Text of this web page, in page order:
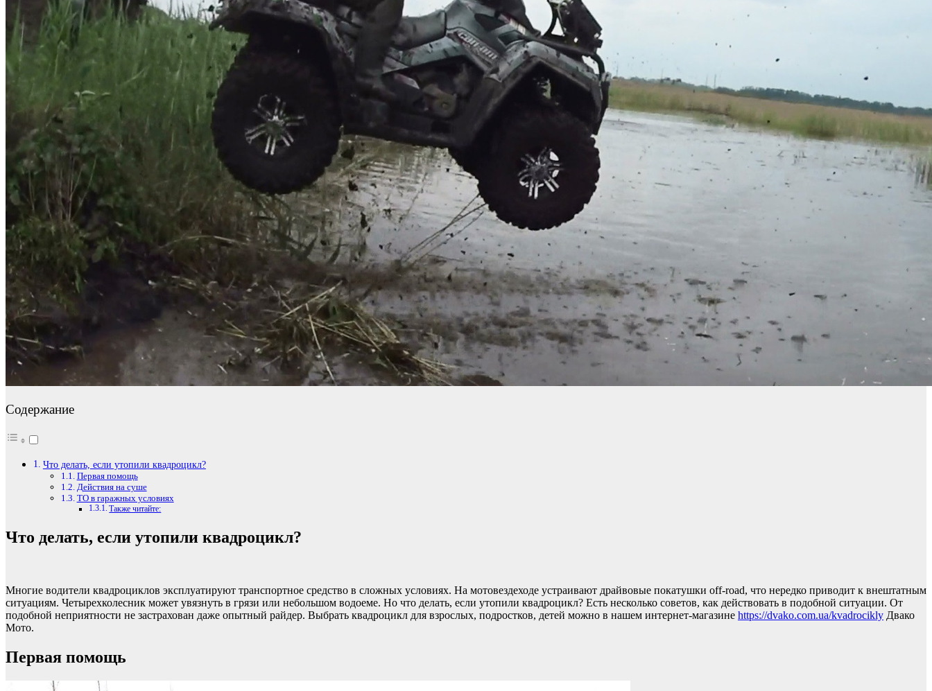
Содержание
Что делать, если утопили квадроцикл?
Первая помощь
Действия на суше
ТО в гаражных условиях
Также читайте:
Что делать, если утопили квадроцикл?
Многие водители квадроциклов эксплуатируют транспортное средство в сложных условиях. На мотовездеходе устраивают драйвовые покатушки off-road, что нередко приводит к внештатным
ситуациям. Четырехколесник может увязнуть в грязи или небольшом водоеме. Но что делать, если утопили квадроцикл? Есть несколько советов, как действовать в подобной ситуации. От
подобной неприятности не застрахован даже опытный райдер. Выбрать квадроцикл для взрослых, подростков, детей можно в нашем интернет-магазине https://dvako.com.ua/kvadrocikly Двако
Мото.
Первая помощь